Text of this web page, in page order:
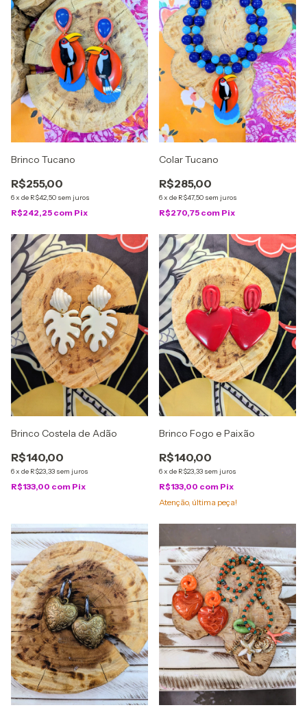
Brinco Tucano
R$255,00
6x de R$42,50 sem juros
R$242,25 com Pix
Colar Tucano
R$285,00
6x de R$47,50 sem juros
R$270,75 com Pix
Brinco Costela de Adão
R$140,00
6x de R$23,33 sem juros
R$133,00 com Pix
Brinco Fogo e Paixão
R$140,00
6x de R$23,33 sem juros
R$133,00 com Pix
Atenção, última peça!